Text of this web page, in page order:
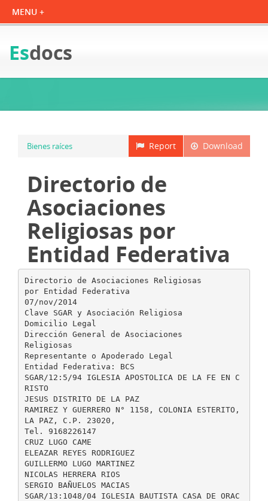
Esdocs
Download
Report
Bienes raíces
Directorio de
Asociaciones
Religiosas por
Entidad Federativa
Directorio de Asociaciones Religiosas
por Entidad Federativa
07/nov/2014
Clave SGAR y Asociación Religiosa
Domicilio Legal
Dirección General de Asociaciones
Religiosas
Representante o Apoderado Legal
Entidad Federativa: BCS
SGAR/12:5/94 IGLESIA APOSTOLICA DE LA FE EN C
RISTO
JESUS DISTRITO DE LA PAZ
RAMIREZ Y GUERRERO N° 1158, COLONIA ESTERITO,
LA PAZ, C.P. 23020,
Tel. 9168226147
CRUZ LUGO CAME
ELEAZAR REYES RODRIGUEZ
GUILLERMO LUGO MARTINEZ
NICOLAS HERRERA RIOS
SERGIO BAÑUELOS MACIAS
SGAR/13:1048/04 IGLESIA BAUTISTA CASA DE ORAC